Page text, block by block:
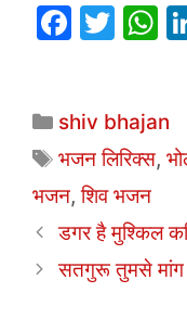
F
e
b
o
o
k
T
er s
A
p
Categories
shiv bhajan
Tags
भजन लिरिक्स,
भजन,शिव भजन
डगर है मुश्किल
सतगुरू तुमसे मांग